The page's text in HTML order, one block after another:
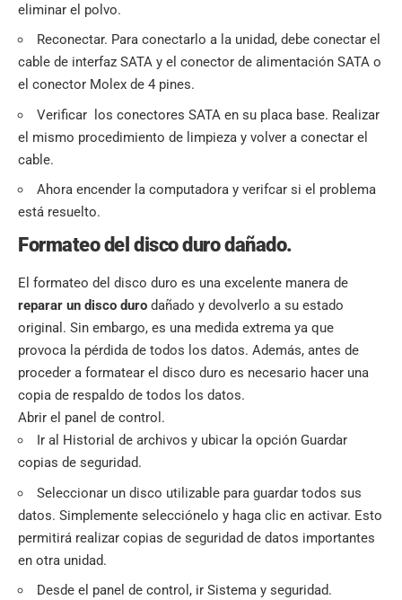
eliminar el polvo.
Reconectar. Para conectarlo a la unidad, debe conectar el
cable de interfaz SATA y el conector de alimentación SATA o
el conector Molex de 4 pines.
Verificar los conectores SATA en su placa base. Realizar
el mismo procedimiento de limpieza y volver a conectar el
cable.
Ahora encender la computadora y verifcar si el problema
está resuelto.
Formateo del disco duro dañado.
El formateo del disco duro es una excelente manera de
reparar un disco duro dañado y devolverlo a su estado
original. Sin embargo, es una medida extrema ya que
provoca la pérdida de todos los datos. Además, antes de
proceder a formatear el disco duro es necesario hacer una
copia de respaldo de todos los datos.
Abrir el panel de control.
Ir al Historial de archivos y ubicar la opción Guardar
copias de seguridad.
Seleccionar un disco utilizable para guardar todos sus
datos. Simplemente selecciónelo y haga clic en activar. Esto
permitirá realizar copias de seguridad de datos importantes
en otra unidad.
Desde el panel de control, ir Sistema y seguridad.